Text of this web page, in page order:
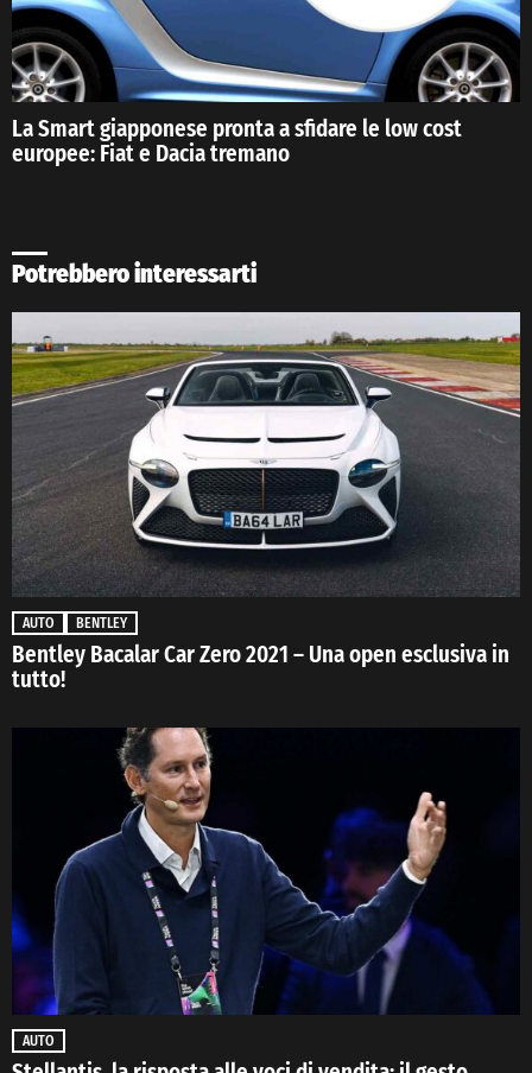
La Smart giapponese pronta a sfidare le low cost
europee: Fiat e Dacia tremano
Potrebbero interessarti
AUTO BENTLEY
Bentley Bacalar Car Zero 2021 – Una open esclusiva in
tutto!
AUTO